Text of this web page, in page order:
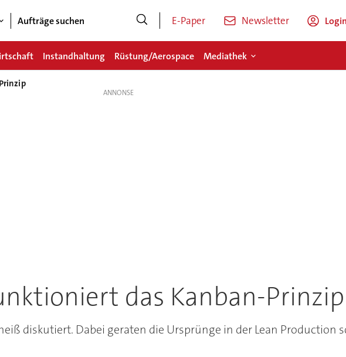
Aufträge suchen E-Paper Newsletter
Instandhaltung Rüstung/Aerospace Mediathek
das Kanban-Prinzip
diskutiert. Dabei geraten die Ursprünge in der Lean Production